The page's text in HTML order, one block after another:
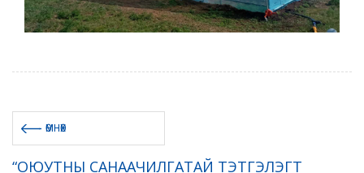
ӨМНӨХ
“ОЮУТНЫ САНААЧИЛГАТАЙ ТЭТГЭЛЭГТ